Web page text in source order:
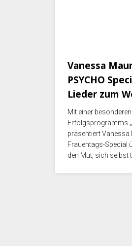
Vanessa
PSYCHO
Lieder zum
Mit einer
Erfolgsprogramms
präsentiert Vanessa
Frauentags-Special
den Mut, sich selbst